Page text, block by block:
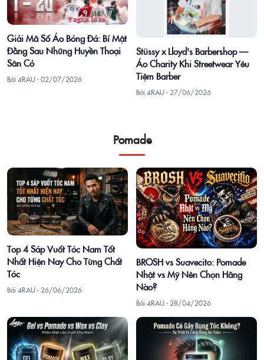
Giải Mã Số Áo Bóng Đá: Bí Mật
Đằng Sau Những Huyền Thoại
Sân Cỏ
Bởi 4RAU ·02/07/2026
Stüssy x Lloyd's Barbershop —
Áo Charity Khi Streetwear Yêu
Tiệm Barber
Bởi 4RAU · 27/06/2026
Pomade
Top 4 Sáp Vuốt Tóc Nam Tốt
Nhất Hiện Nay Cho Từng Chất
Tóc
Bởi 4RAU · 26/06/2026
BROSH vs Suavecito: Pomade
Nhật vs Mỹ Nên Chọn Hãng
Nào?
Bởi 4RAU · 28/04/2026